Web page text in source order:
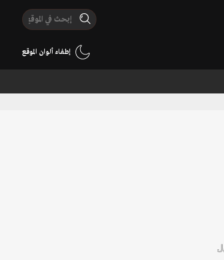
إطفاء ألوان الموقع